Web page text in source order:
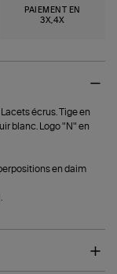
PAIEMENT EN
3X,4X
écrus. Tige en
blanc. Logo "N" en
en daim